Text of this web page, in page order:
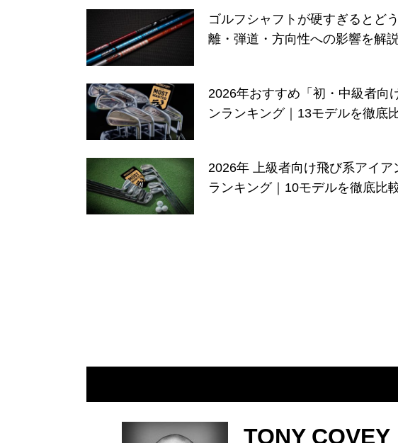
ゴルフシャフトが硬すぎるとど
離・弾道・方向性への影響を解
2026年おすすめ「初・中級者向
ンランキング｜13モデルを徹底
2026年 上級者向け飛び系アイア
ランキング｜10モデルを徹底比
TONY COVEY